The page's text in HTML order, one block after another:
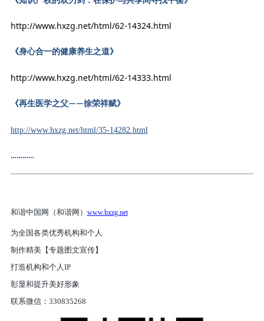
http://www.hxzg.net/html/62-14324.html
《身心合一的健康养生之道》
http://www.hxzg.net/html/62-14333.html
《再生医学之父——徐荣祥赋》
http://www.hxzg.net/html/35-14282.html
…………
和谐中国网（和谐网） www.hxzg.net
为全国各类优秀机构和个人
制作精美【专题图文宣传】
打造机构和个人IP
彰显和提升美好形象
联系微信：330835268